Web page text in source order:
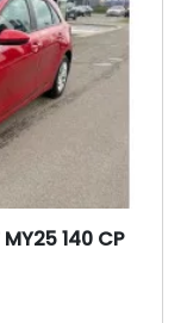
MY25 140 CP